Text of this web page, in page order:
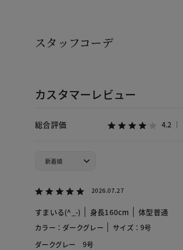
スタッフコーデ
カスタマーレビュー
総合評価 4.2
2026.07.27
すまいる(^_-) 身長160cm 体型普通
カラー：ダークグレー
サイズ：9号
ダークグレー 9号